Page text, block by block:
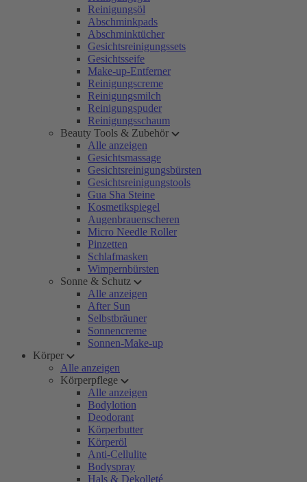
Reinigungsöl
Abschminkpads
Abschminktücher
Gesichtsreinigungssets
Gesichtsseife
Make-up-Entferner
Reinigungscreme
Reinigungsmilch
Reinigungspuder
Reinigungsschaum
Beauty Tools & Zubehör
Alle anzeigen
Gesichtsmassage
Gesichtsreinigungsbürsten
Gesichtsreinigungstools
Gua Sha Steine
Kosmetikspiegel
Augenbrauenscheren
Micro Needle Roller
Pinzetten
Schlafmasken
Wimpernbürsten
Sonne & Schutz
Alle anzeigen
After Sun
Selbstbräuner
Sonnencreme
Sonnen-Make-up
Körper
Alle anzeigen
Körperpflege
Alle anzeigen
Bodylotion
Deodorant
Körperbutter
Körperöl
Anti-Cellulite
Bodyspray
Hals & Dekolleté